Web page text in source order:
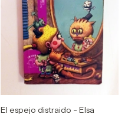
El espejo distraido - Elsa